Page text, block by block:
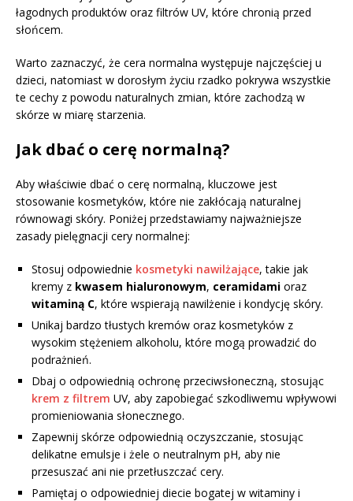
łagodnych produktów oraz filtrów UV, które chronią przed
słońcem.
Warto zaznaczyć, że cera normalna występuje najczęściej u
dzieci, natomiast w dorosłym życiu rzadko pokrywa wszystkie
te cechy z powodu naturalnych zmian, które zachodzą w
skórze w miarę starzenia.
Jak dbać o cerę normalną?
Aby właściwie dbać o cerę normalną, kluczowe jest
stosowanie kosmetyków, które nie zakłócają naturalnej
równowagi skóry. Poniżej przedstawiamy najważniejsze
zasady pielęgnacji cery normalnej:
Stosuj odpowiednie kosmetyki nawilżające, takie jak
kremy z kwasem hialuronowym, ceramidami oraz
witaminą C, które wspierają nawilżenie i kondycję skóry.
Unikaj bardzo tłustych kremów oraz kosmetyków z
wysokim stężeniem alkoholu, które mogą prowadzić do
podrażnień.
Dbaj o odpowiednią ochronę przeciwsłoneczną, stosując
krem z filtrem UV, aby zapobiegać szkodliwemu wpływowi
promieniowania słonecznego.
Zapewnij skórze odpowiednią oczyszczanie, stosując
delikatne emulsje i żele o neutralnym pH, aby nie
przesuszać ani nie przetłuszczać cery.
Pamiętaj o odpowiedniej diecie bogatej w witaminy i